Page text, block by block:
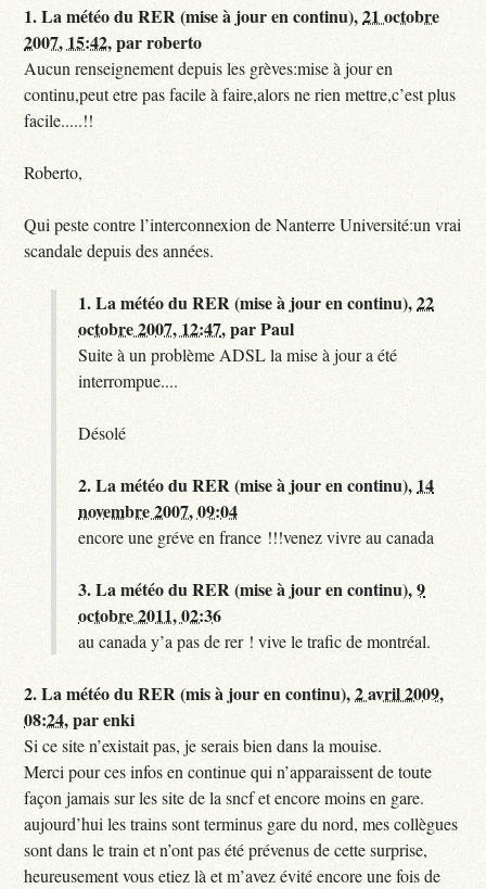
1.La météo du RER (mise à jour en continu),21 octobre
2007, 15:42,parroberto
Aucun renseignement depuis les grèves:mise à jour en
continu,peut etre pas facile à faire,alors ne rien mettre,c’est plus
facile.....!!
Roberto,
Qui peste contre l’interconnexion de Nanterre Université:un vrai
scandale depuis des années.
1.La météo du RER (mise à jour en continu),22
octobre 2007, 12:47,parPaul
Suite à un problème ADSL la mise à jour a été
interrompue....
Désolé
2.La météo du RER (mise à jour en continu), 14
novembre 2007, 09:04
encore une gréve en france !!!venez vivre au canada
3.La météo du RER (mise à jour en continu),9
octobre 2011, 02:36
au canada y’a pas de rer ! vive le trafic de montréal.
2.La météo du RER (mis à jour en continu),2 avril 2009,
08:24,parenki
Si ce site n’existait pas, je serais bien dans la mouise.
Merci pour ces infos en continue qui n’apparaissent de toute
façon jamais sur les site de la sncf et encore moins en gare.
aujourd’hui les trains sont terminus gare du nord, mes collègues
sont dans le train et n’ont pas été prévenus de cette surprise,
heureusement vous etiez là et m’avez évité encore une fois de